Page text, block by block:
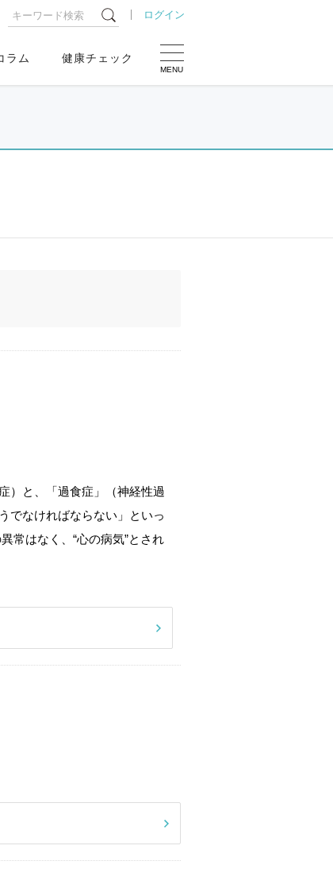
ログイン
MENU
ラム 健康チェック
）と、「過食症」（神経性過
でなければならない」といっ
常はなく、“心の病気”とされ